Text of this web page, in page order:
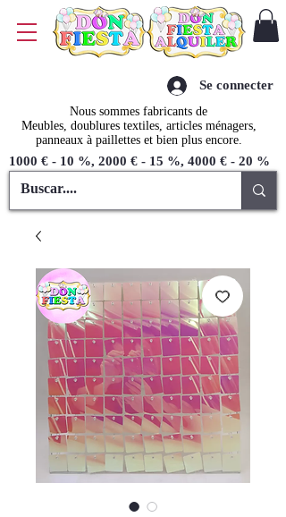
Nous sommes fabricants de
Meubles, doublures textiles, articles ménagers,
panneaux à paillettes et bien plus encore.
1000 € - 10 %, 2000 € - 15 %, 4000 € - 20 %
Se connecter